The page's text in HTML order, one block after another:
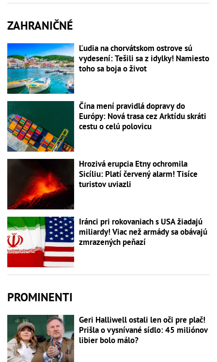
ZAHRANIČNÉ
Ľudia na chorvátskom ostrove sú
vydesení: Tešili sa z idylky! Namiesto
toho sa boja o život
Čína mení pravidlá dopravy do
Európy: Nová trasa cez Arktídu skráti
cestu o celú polovicu
Hrozivá erupcia Etny ochromila
Sicíliu: Platí červený alarm! Tisíce
turistov uviazli
Iránci pri rokovaniach s USA žiadajú
miliardy! Viac než armády sa obávajú
zmrazených peňazí
PROMINENTI
Geri Halliwell ostali len oči pre plač!
Prišla o vysnívané sídlo: 45 miliónov
libier bolo málo?